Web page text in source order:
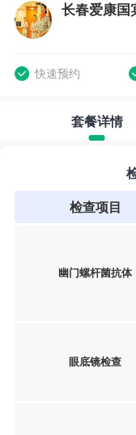
快速预约
套餐详情
检查项目
幽门螺杆菌抗体
眼底镜检查